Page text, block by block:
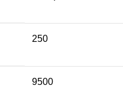
250
9500